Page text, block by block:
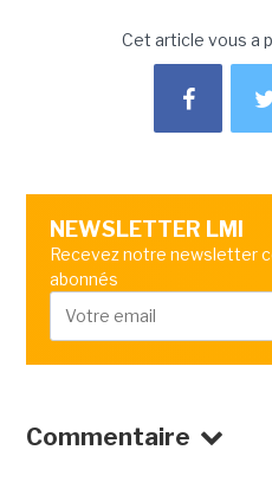
Cet article vous a
NEWSLETTER LMI
Recevez notre newsletter
abonnés
Commentaire